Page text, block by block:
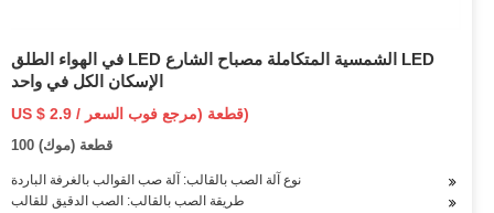
في الهواء الطلق LED الشمسية المتكاملة مصباح الشارع LED
الإسكان الكل في واحد
US $ 2.9 / قطعة (مرجع فوب السعر)
100 قطعة (موك)
نوع آلة الصب بالقالب: آلة صب القوالب بالغرفة الباردة
طريقة الصب بالقالب: الصب الدقيق للقالب